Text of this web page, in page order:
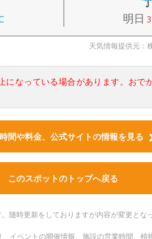
明日
天気情報提供元：
なっている場合があります。おで
間や料金、公式サイトの情報を見る
このスポットのトップへ戻る
随時更新をしておりますが内容が変更とな
イベントの開催情報、施設の営業時間、植